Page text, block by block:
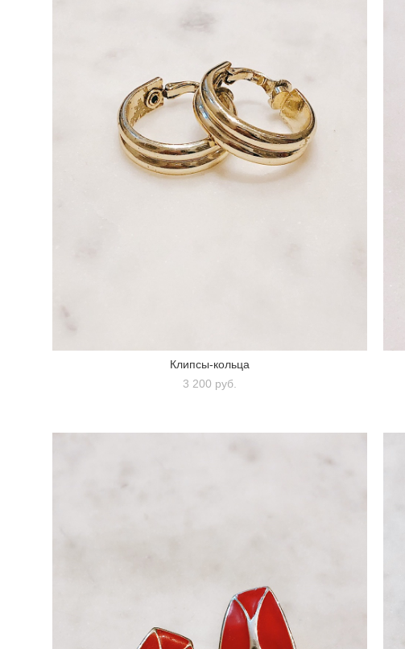
Клипсы-кольца
3 200 pуб.